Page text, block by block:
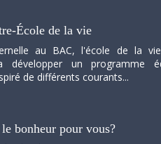
École de la vie
au BAC, l'école de la
développer un programme
de différents courants...
bonheur pour vous?